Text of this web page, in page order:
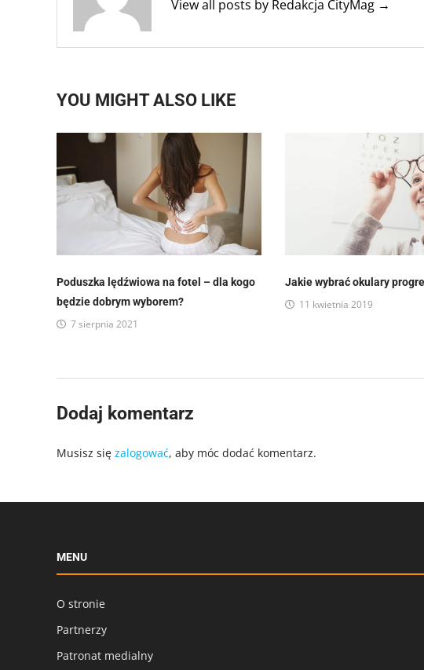
View all posts by Redakcja CityMag →
YOU MIGHT ALSO LIKE
Poduszka lędźwiowa na fotel – dla kogo
będzie dobrym wyborem?
7 sierpnia 2021
Jakie wybrać okulary
11 kwietnia 2019
Dodaj komentarz
Musisz się zalogować, aby móc dodać komentarz.
MENU
O stronie
Partnerzy
Patronat medialny